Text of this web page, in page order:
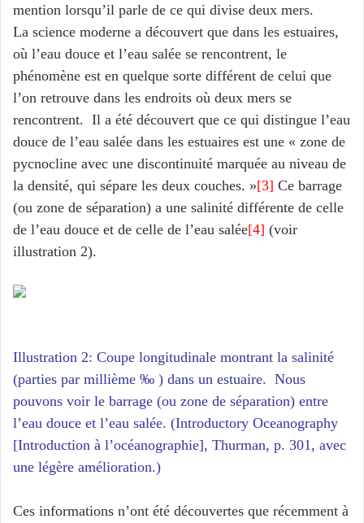
mention lorsqu’il parle de ce qui divise deux mers.
La science moderne a découvert que dans les estuaires,
où l’eau douce et l’eau salée se rencontrent, le
phénomène est en quelque sorte différent de celui que
l’on retrouve dans les endroits où deux mers se
rencontrent. Il a été découvert que ce qui distingue l’eau
douce de l’eau salée dans les estuaires est une « zone de
pycnocline avec une discontinuité marquée au niveau de
la densité, qui sépare les deux couches. »[3] Ce barrage
(ou zone de séparation) a une salinité différente de celle
de l’eau douce et de celle de l’eau salée[4] (voir
illustration 2).
Illustration 2: Coupe longitudinale montrant la salinité
(parties par millième ‰ ) dans un estuaire. Nous
pouvons voir le barrage (ou zone de séparation) entre
l’eau douce et l’eau salée. (Introductory Oceanography
[Introduction à l’océanographie], Thurman, p. 301, avec
une légère amélioration.)
Ces informations n’ont été découvertes que récemment à